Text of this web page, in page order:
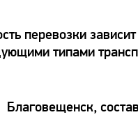
перевозки зависит
типами